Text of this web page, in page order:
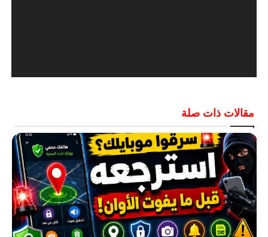
مقالات ذات صلة